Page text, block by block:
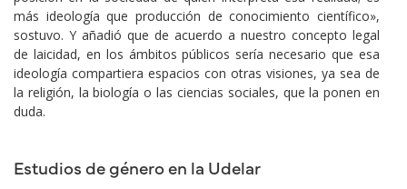
más ideología que producción de conocimiento científico»,
sostuvo. Y añadió que de acuerdo a nuestro concepto legal
de laicidad, en los ámbitos públicos sería necesario que esa
ideología compartiera espacios con otras visiones, ya sea de
la religión, la biología o las ciencias sociales, que la ponen en
duda.
Estudios de género en la Udelar